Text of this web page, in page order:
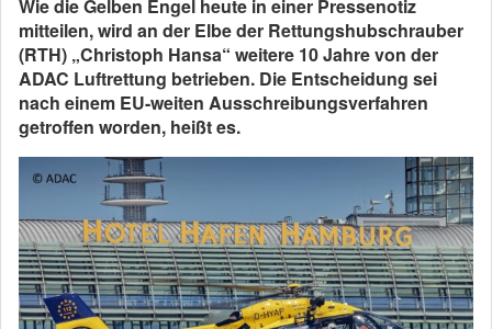
Wie die Gelben Engel heute in einer Pressenotiz
mitteilen, wird an der Elbe der Rettungshubschrauber
(RTH) „Christoph Hansa“ weitere 10 Jahre von der
ADAC Luftrettung betrieben. Die Entscheidung sei
nach einem EU-weiten Ausschreibungsverfahren
getroffen worden, heißt es.